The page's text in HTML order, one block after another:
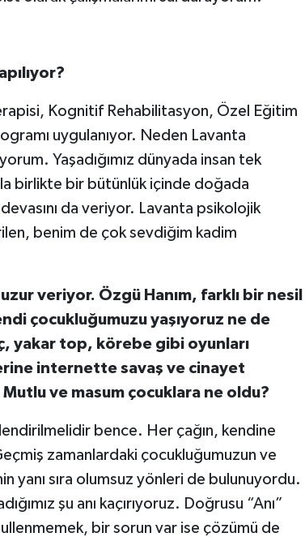
Kognitif Rehabilitasyon, Özel Eğitim
uygulanıyor. Neden Lavanta
Yaşadığımız dünyada insan tek
birlikte bir bütünlük içinde doğada
da veriyor. Lavanta psikolojik
benim de çok sevdiğim kadim
veriyor. Özgü Hanım, farklı bir nesil
çocukluğumuzu yaşıyoruz ne de
yakar top, körebe gibi oyunları
internette savaş ve cinayet
ve masum çocuklara ne oldu?
bence. Her çağın, kendine
zamanlardaki çocukluğumuzun ve
yanı sıra olumsuz yönleri de bulunuyordu.
şu anı kaçırıyoruz. Doğrusu “Anı”
bir sorun var ise çözümü de